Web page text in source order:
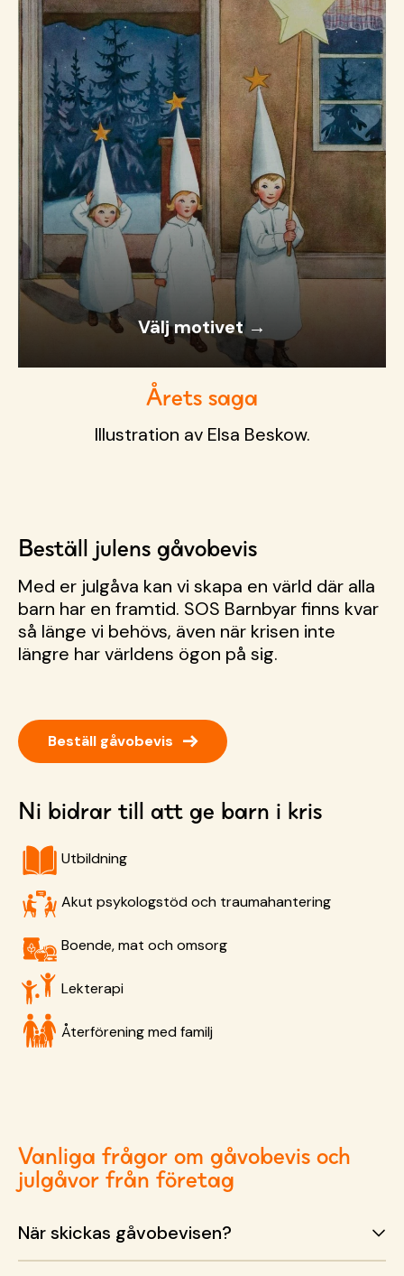
Välj motivet →
Årets saga
Illustration av Elsa Beskow.
Beställ julens gåvobevis
Med er julgåva kan vi skapa en värld där alla
barn har en framtid. SOS Barnbyar finns kvar
så länge vi behövs, även när krisen inte
längre har världens ögon på sig.
Beställ gåvobevis →
Ni bidrar till att ge barn i kris
Utbildning
Akut psykologstöd och traumahantering
Boende, mat och omsorg
Lekterapi
Återförening med familj
Vanliga frågor om gåvobevis och
julgåvor från företag
När skickas gåvobevisen?